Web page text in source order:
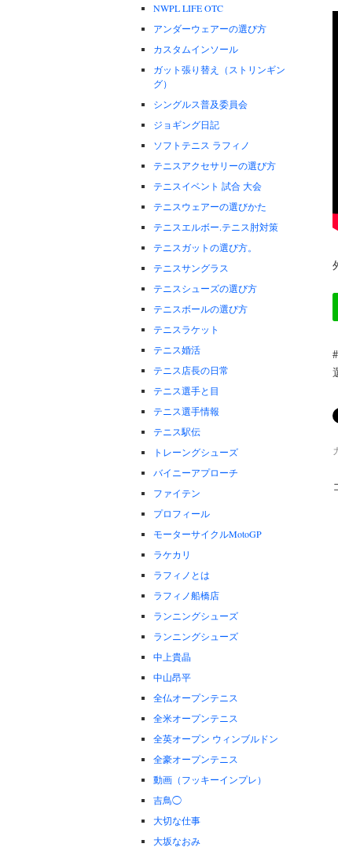
NWPL LIFE OTC
アンダーウェアーの選び方
カスタムインソール
ガット張り替え（ストリンギン
グ）
シングルス普及委員会
ジョギング日記
ソフトテニス ラフィノ
テニスアクセサリーの選び方
テニスイベント 試合 大会
テニスウェアーの選びかた
テニスエルボー.テニス肘対策
テニスガットの選び方。
テニスサングラス
テニスシューズの選び方
テニスボールの選び方
テニスラケット
テニス婚活
テニス店長の日常
テニス選手と目
テニス選手情報
テニス駅伝
トレーングシューズ
バイニーアプローチ
ファイテン
プロフィール
モーターサイクルMotoGP
ラケカリ
ラフィノとは
ラフィノ船橋店
ランニングシューズ
ランニングシューズ
中上貴晶
中山昂平
全仏オープンテニス
全米オープンテニス
全英オープン ウィンブルドン
全豪オープンテニス
動画（フッキーインプレ）
吉鳥◯
大切な仕事
大坂なおみ